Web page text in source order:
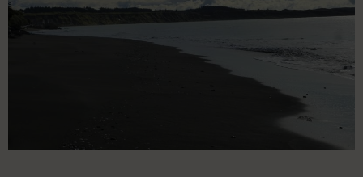
Datenschutz